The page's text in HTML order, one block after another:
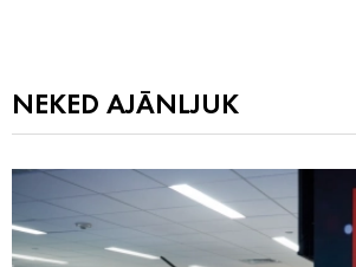
NEKED AJÁNLJUK